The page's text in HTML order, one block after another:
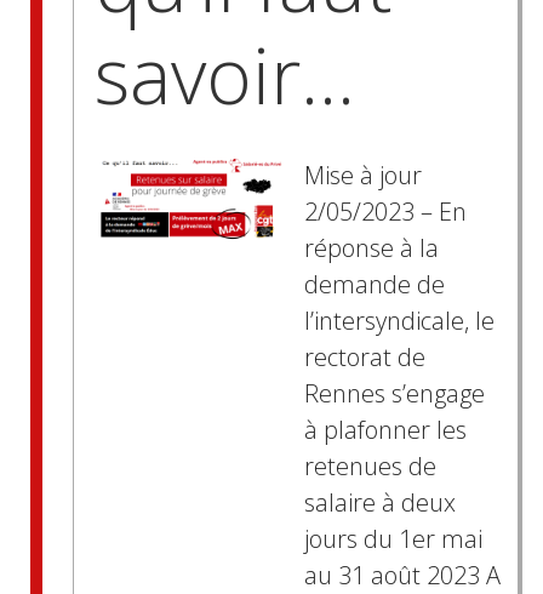
savoir…
Mise à jour
2/05/2023 – En
réponse à la
demande de
l’intersyndicale, le
rectorat de
Rennes s’engage
à plafonner les
retenues de
salaire à deux
jours du 1er mai
au 31 août 2023 A